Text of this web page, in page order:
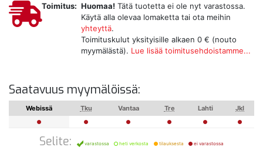
Toimitus: Huomaa! Tätä tuotetta ei ole nyt varastossa.
Käytä alla olevaa lomaketta tai ota meihin
yhteyttä.
Toimituskulut yksityisille alkaen 0 € (nouto
myymälästä). Lue lisää toimitusehdoistamme...
Saatavuus myymälöissä:
Webissä Tku Vantaa Tre Lahti Jkl
Selite: varastossa heti verkosta tilauksesta ei varastossa